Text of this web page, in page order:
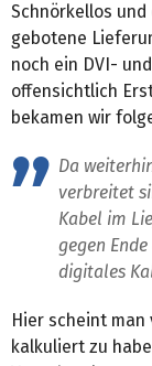
Schnörkellos
gebotene
noch ein DVI-
offensichtlich
bekamen wir
Da
verbreitet
Kabel im
gegen
digitales
Hier scheint
kalkuliert zu